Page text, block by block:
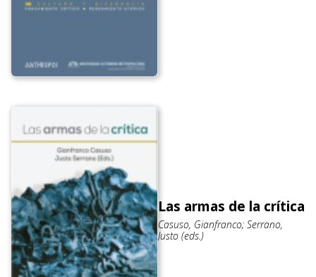
Las armas de la crítica
Casuso, Gianfranco; Serrano,
Justo (eds.)